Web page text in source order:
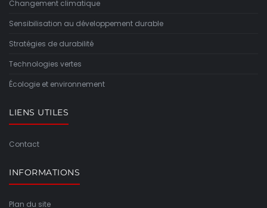
Changement climatique
Sensibilisation au développement durable
Stratégies de durabilité
Technologies vertes
Écologie et environnement
LIENS UTILES
Contact
INFORMATIONS
Plan du site